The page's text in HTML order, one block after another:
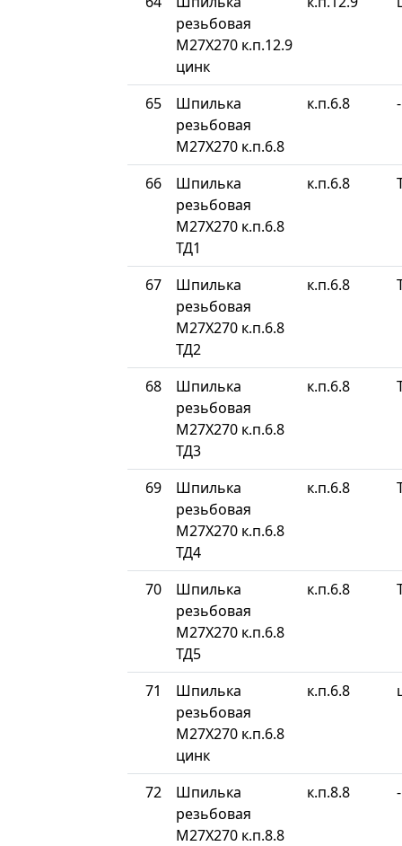
резьбовая
М27Х270 к.п.12.9
цинк
65
Шпилька
резьбовая
М27Х270 к.п.6.8
к.п.6.8 -
66
Шпилька
резьбовая
М27Х270 к.п.6.8
ТД1
к.п.6.8
67
Шпилька
резьбовая
М27Х270 к.п.6.8
ТД2
к.п.6.8
68
Шпилька
резьбовая
М27Х270 к.п.6.8
ТД3
к.п.6.8
69
Шпилька
резьбовая
М27Х270 к.п.6.8
ТД4
к.п.6.8
70
Шпилька
резьбовая
М27Х270 к.п.6.8
ТД5
к.п.6.8
71
Шпилька
резьбовая
М27Х270 к.п.6.8
цинк
к.п.6.8
72
Шпилька
резьбовая
М27Х270 к.п.8.8
к.п.8.8 -